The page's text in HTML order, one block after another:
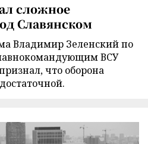
сложное
Славянском
Владимир Зеленский по
ВСУ
что оборона